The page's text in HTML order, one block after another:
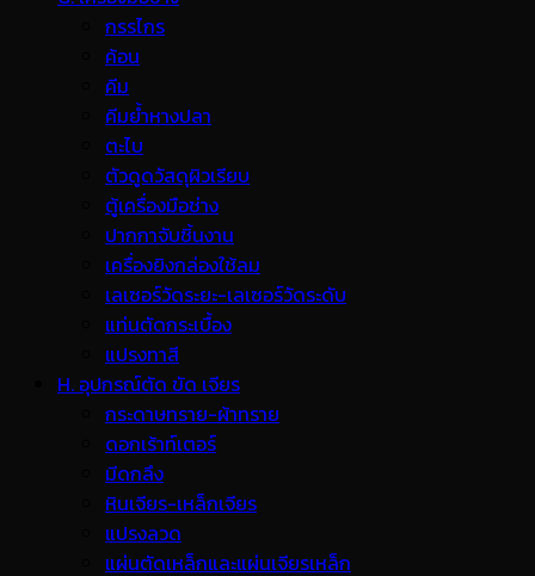
กรรไกร
ค้อน
คีม
คีมย้ำหางปลา
ตะไบ
ตัวดูดวัสดุผิวเรียบ
ตู้เครื่องมือช่าง
ปากกาจับชิ้นงาน
เครื่องยิงกล่องใช้ลม
เลเซอร์วัดระยะ-เลเซอร์วัดระดับ
แท่นตัดกระเบื้อง
แปรงทาสี
H. อุปกรณ์ตัด ขัด เจียร
กระดาษทราย-ผ้าทราย
ดอกเร้าท์เตอร์
มีดกลึง
หินเจียร-เหล็กเจียร
แปรงลวด
แผ่นตัดเหล็กและแผ่นเจียรเหล็ก